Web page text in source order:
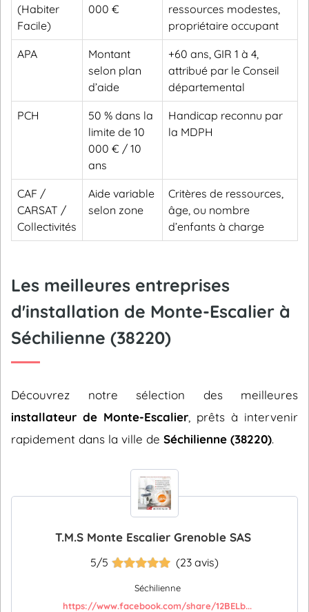
(Habiter
Facile)
000 €
ressources modestes,
propriétaire occupant
APA
Montant
selon plan
d’aide
+60 ans, GIR 1 à 4,
attribué par le Conseil
départemental
PCH
50 % dans la
limite de 10
000 € / 10
ans
Handicap reconnu par
la MDPH
CAF /
CARSAT /
Collectivités
Aide variable
selon zone
Critères de ressources,
âge, ou nombre
d’enfants à charge
Les meilleures entreprises
d'installation de Monte-Escalier à
Séchilienne (38220)
Découvrez notre sélection des meilleures
installateur de Monte-Escalier , prêts à intervenir
rapidement dans la ville de Séchilienne (38220).
T.M.S Monte Escalier Grenoble SAS
5/5 (23 avis)
Séchilienne
https://www.facebook.com/share/12BELb...